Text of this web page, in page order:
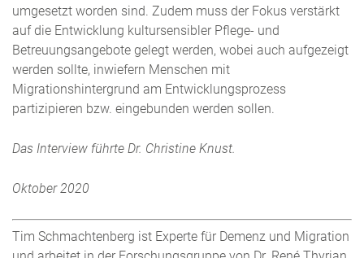
umgesetzt worden sind. Zudem muss der Fokus verstärkt
auf die Entwicklung kultursensibler Pflege- und
Betreuungsangebote gelegt werden, wobei auch aufgezeigt
werden sollte, inwiefern Menschen mit
Migrationshintergrund am Entwicklungsprozess
partizipieren bzw. eingebunden werden sollen.
Das Interview führte Dr. Christine Knust.
Oktober 2020
Tim Schmachtenberg ist Experte für Demenz und Migration